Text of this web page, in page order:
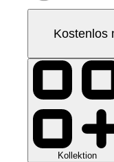
Kostenlos
Kollektion